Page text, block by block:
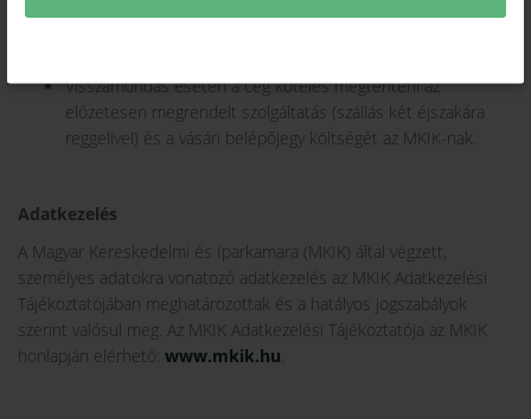
Visszamondás esetén a cég köteles megtéríteni az
előzetesen megrendelt szolgáltatás (szállás két éjszakára
reggelivel) és a vásári belépőjegy költségét az MKIK-nak.
Adatkezelés
A Magyar Kereskedelmi és Iparkamara (MKIK) által végzett,
személyes adatokra vonatozó adatkezelés az MKIK Adatkezelési
Tájékoztatójában meghatározottak és a hatályos jogszabályok
szerint valósul meg. Az MKIK Adatkezelési Tájékoztatója az MKIK
honlapján elérhető: www.mkik.hu.